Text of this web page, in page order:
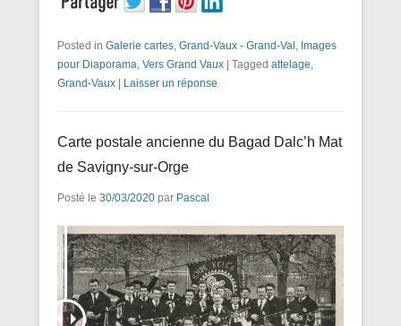
Posted in Galerie cartes Grand-Vaux - Grand-Val Images
pour Diaporama Vers Grand Vaux | Tagged attelage
Grand-Vaux | Laisser un réponse
Carte postale ancienne du Bagad Dalc’h Mat
de Savigny-sur-Orge
Posté le 30/03/2020 par Pascal